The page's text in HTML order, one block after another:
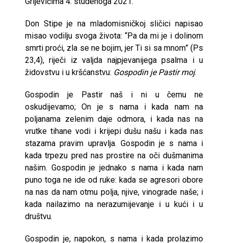
Don Stipe je na mladomisničkoj sličici napisao
misao vodilju svoga života: “Pa da mi je i dolinom
smrti proći, zla se ne bojim, jer Ti si sa mnom” (Ps
23,4), riječi iz valjda najpjevanijega psalma i u
židovstvu i u kršćanstvu: Gospodin je Pastir moj.
Gospodin je Pastir naš i ni u čemu ne
oskudijevamo; On je s nama i kada nam na
poljanama zelenim daje odmora, i kada nas na
vrutke tihane vodi i krijepi dušu našu i kada nas
stazama pravim upravlja. Gospodin je s nama i
kada trpezu pred nas prostire na oči dušmanima
našim. Gospodin je jednako s nama i kada nam
puno toga ne ide od ruke: kada se agresori obore
na nas da nam otmu polja, njive, vinograde naše; i
kada nailazimo na nerazumijevanje i u kući i u
društvu.
Gospodin je, napokon, s nama i kada prolazimo